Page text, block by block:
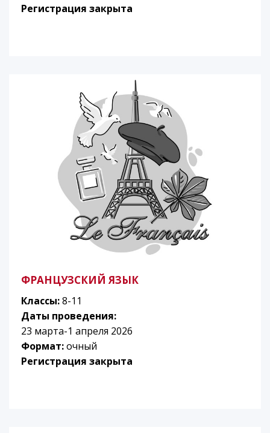
Регистрация закрыта
ФРАНЦУЗСКИЙ ЯЗЫК
Классы:8-11
Даты проведения:
23 марта-1 апреля 2026
Формат:очный
Регистрация закрыта